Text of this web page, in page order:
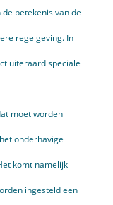
betekenis van de
regelgeving. In
uiteraard speciale
moet worden
onderhavige
komt namelijk
ingesteld een